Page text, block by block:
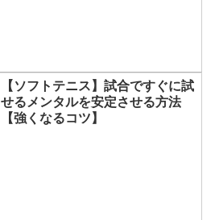
【ソフトテニス】試合ですぐに試
せるメンタルを安定させる方法
【強くなるコツ】